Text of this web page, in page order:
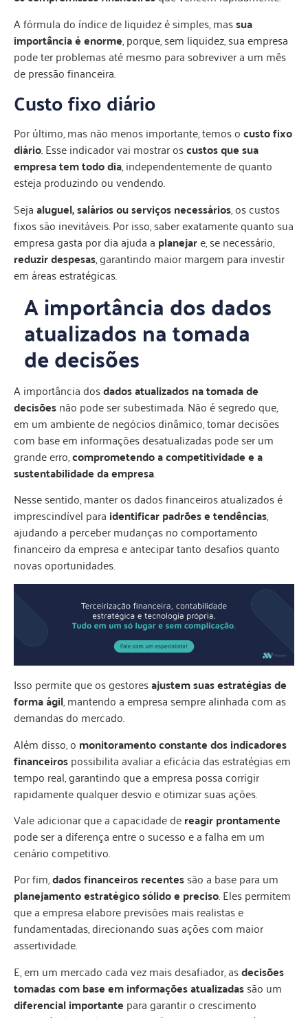
A fórmula do índice de liquidez é simples, massua
importância é enorme, porque, sem liquidez, sua empresa
pode ter problemas até mesmo para sobreviver a um mês
de pressão financeira.
Custo fixo diário
Por último, mas não menos importante, temos ocusto fixo
diário. Esse indicador vai mostrar oscustos que sua
empresa tem todo dia, independentemente de quanto
esteja produzindo ou vendendo.
Sejaaluguel, salários ou serviços necessários, os custos
fixos são inevitáveis. Por isso, saber exatamente quanto sua
empresa gasta por dia ajuda a planejare, se necessário,
reduzir despesas, garantindo maior margem para investir
em áreas estratégicas.
A importância dos dados
atualizados na tomada
de decisões
A importância dosdados atualizados na tomada de
decisõesnão pode ser subestimada. Não é segredo que,
em um ambiente de negócios dinâmico, tomar decisões
com base em informações desatualizadas pode ser um
grande erro,comprometendo a competitividade e a
sustentabilidade da empresa.
Nesse sentido, manter os dados financeiros atualizados é
imprescindível para identificar padrões e tendências,
ajudando a perceber mudanças no comportamento
financeiro da empresa e antecipar tanto desafios quanto
novas oportunidades.
Isso permite que os gestoresajustem suas estratégias de
forma ágil, mantendo a empresa sempre alinhada com as
demandas do mercado.
Além disso, o monitoramento constante dos indicadores
financeirospossibilita avaliar a eficácia das estratégias em
tempo real, garantindo que a empresa possa corrigir
rapidamente qualquer desvio e otimizar suas ações.
Vale adicionar que a capacidade dereagir prontamente
pode ser a diferença entre o sucesso e a falha em um
cenário competitivo.
Por fim,dados financeiros recentessão a base para um
planejamento estratégico sólido e preciso. Eles permitem
que a empresa elabore previsões mais realistas e
fundamentadas, direcionando suas ações com maior
assertividade.
E, em um mercado cada vez mais desafiador, asdecisões
tomadas com base em informações atualizadassão um
diferencial importante para garantir o crescimento